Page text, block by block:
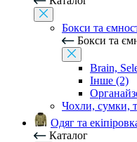
Бокси та
Бокси та
Brain,
Інше (2)
Чохли, сумки,
Одяг та
Каталог